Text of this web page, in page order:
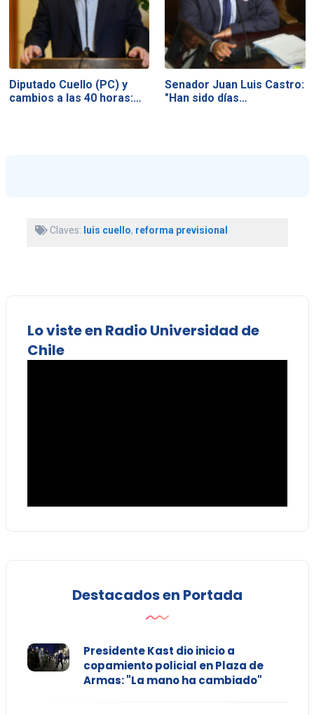
Diputado Cuello (PC) y
cambios a las 40 horas:…
Senador Juan Luis Castro:
"Han sido días…
Claves: luis cuello, reforma previsional
Lo viste en Radio Universidad de
Chile
Destacados en Portada
Presidente Kast dio inicio a
copamiento policial en Plaza de
Armas: "La mano ha cambiado"